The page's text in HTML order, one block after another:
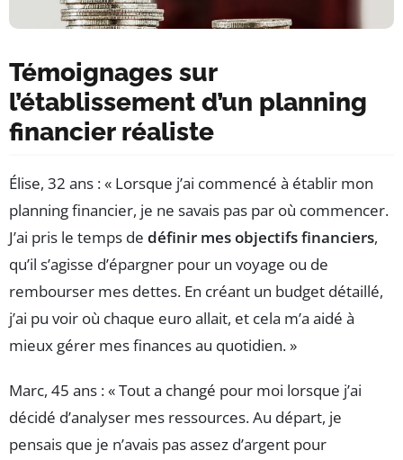
Témoignages sur
l’établissement d’un planning
financier réaliste
Élise, 32 ans : « Lorsque j’ai commencé à établir mon
planning financier, je ne savais pas par où commencer.
J’ai pris le temps de définir mes objectifs financiers,
qu’il s’agisse d’épargner pour un voyage ou de
rembourser mes dettes. En créant un budget détaillé,
j’ai pu voir où chaque euro allait, et cela m’a aidé à
mieux gérer mes finances au quotidien. »
Marc, 45 ans : « Tout a changé pour moi lorsque j’ai
décidé d’analyser mes ressources. Au départ, je
pensais que je n’avais pas assez d’argent pour